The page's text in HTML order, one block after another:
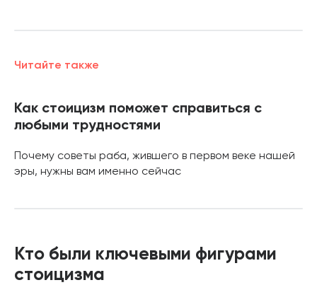
Читайте также
Как стоицизм поможет справиться с
любыми трудностями
Почему советы раба, жившего в первом веке нашей
эры, нужны вам именно сейчас
Кто были ключевыми фигурами
стоицизма